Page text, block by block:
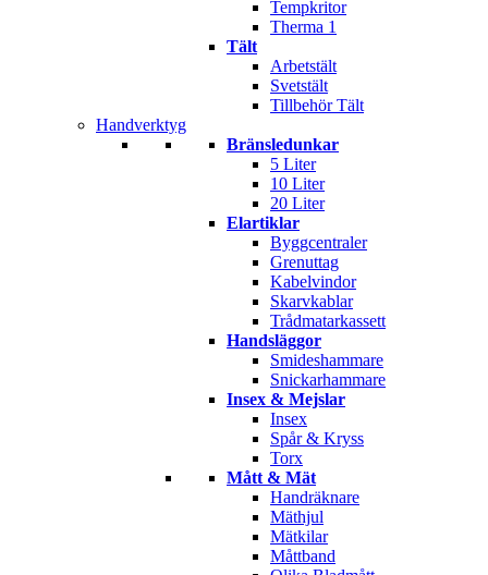
Tempkritor
Therma 1
Tält
Arbetstält
Svetstält
Tillbehör Tält
Handverktyg
Bränsledunkar
5 Liter
10 Liter
20 Liter
Elartiklar
Byggcentraler
Grenuttag
Kabelvindor
Skarvkablar
Trådmatarkassett
Handsläggor
Smideshammare
Snickarhammare
Insex & Mejslar
Insex
Spår & Kryss
Torx
Mått & Mät
Handräknare
Mäthjul
Mätkilar
Måttband